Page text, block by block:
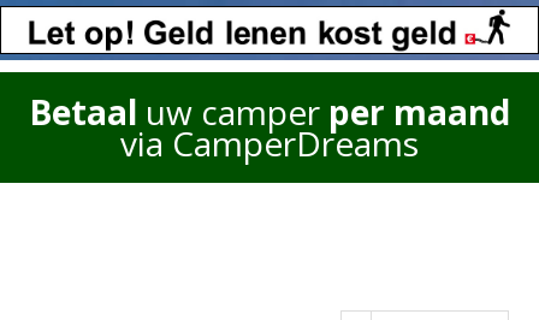
Betaal uw camper per maand
via CamperDreams